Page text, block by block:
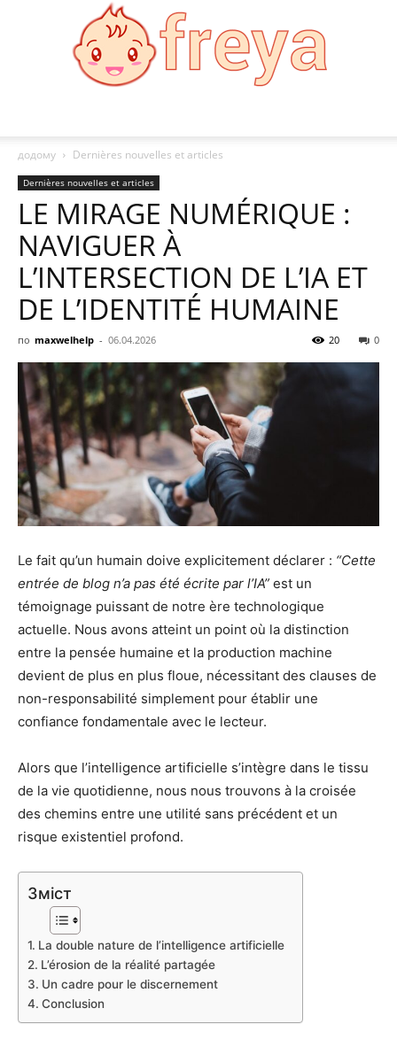
додому
Dernières nouvelles et articles
Dernières nouvelles et articles
LE MIRAGE NUMÉRIQUE :
NAVIGUER À
L’INTERSECTION DE L’IA ET
DE L’IDENTITÉ HUMAINE
по maxwelhelp - 06.04.2026 0
20
Le fait qu’un humain doive explicitement déclarer : “Cette
entrée de blog n’a pas été écrite par l’IA” est un
témoignage puissant de notre ère technologique
actuelle. Nous avons atteint un point où la distinction
entre la pensée humaine et la production machine
devient de plus en plus floue, nécessitant des clauses de
non-responsabilité simplement pour établir une
confiance fondamentale avec le lecteur.
Alors que l’intelligence artificielle s’intègre dans le tissu
de la vie quotidienne, nous nous trouvons à la croisée
des chemins entre une utilité sans précédent et un
risque existentiel profond.
Зміст
La double nature de l’intelligence artificielle
L’érosion de la réalité partagée
Un cadre pour le discernement
Conclusion